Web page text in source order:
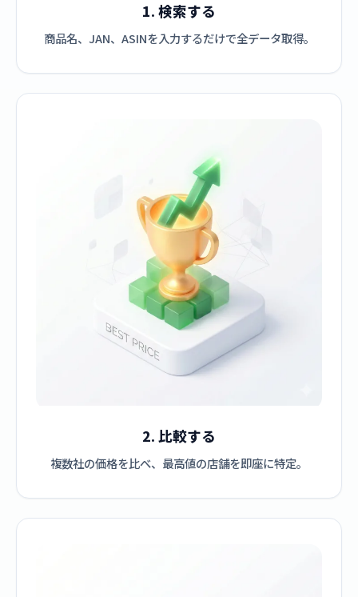
1. 検索する
商品名、JAN、ASINを入力するだけで全データ取得。
2. 比較する
複数社の価格を比べ、最高値の店舗を即座に特定。